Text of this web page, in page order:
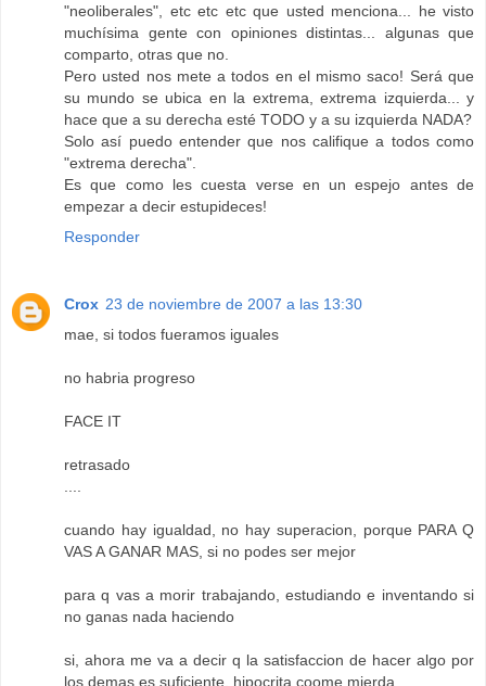
"neoliberales", etc etc etc que usted menciona... he visto
muchísima gente con opiniones distintas... algunas que
comparto, otras que no.
Pero usted nos mete a todos en el mismo saco! Será que
su mundo se ubica en la extrema, extrema izquierda... y
hace que a su derecha esté TODO y a su izquierda NADA?
Solo así puedo entender que nos califique a todos como
"extrema derecha".
Es que como les cuesta verse en un espejo antes de
empezar a decir estupideces!
Responder
Crox 23 de noviembre de 2007 a las 13:30
mae, si todos fueramos iguales
no habria progreso
FACE IT
retrasado
cuando hay igualdad, no hay superacion, porque PARA Q
VAS A GANAR MAS, si no podes ser mejor
para q vas a morir trabajando, estudiando e inventando si
no ganas nada haciendo
si, ahora me va a decir q la satisfaccion de hacer algo por
los demas es suficiente, hipocrita coome mierda